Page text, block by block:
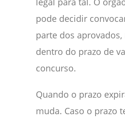
pode decidir
parte dos
dentro do prazo de
concurso.
Quando o prazo
muda. Caso o prazo